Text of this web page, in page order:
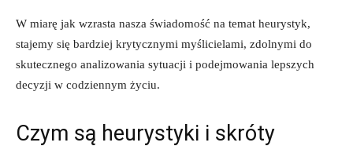
W miarę jak wzrasta nasza świadomość na temat heurystyk,
stajemy się bardziej krytycznymi myślicielami, zdolnymi do
skutecznego analizowania sytuacji i podejmowania lepszych
decyzji w codziennym życiu.
Czym są heurystyki i skróty